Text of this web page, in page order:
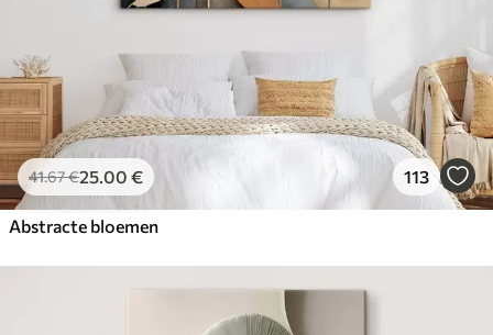
41.67€25.00 € 113
Abstracte bloemen